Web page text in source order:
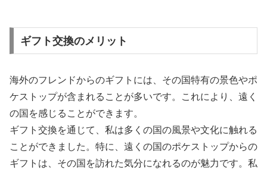
ギフト交換のメリット
海外のフレンドからのギフトには、その国特有の景色やポ
ケストップが含まれることが多いです。これにより、遠く
の国を感じることができます。
ギフト交換を通じて、私は多くの国の風景や文化に触れる
ことができました。特に、遠くの国のポケストップからの
ギフトは、その国を訪れた気分になれるのが魅力です。私